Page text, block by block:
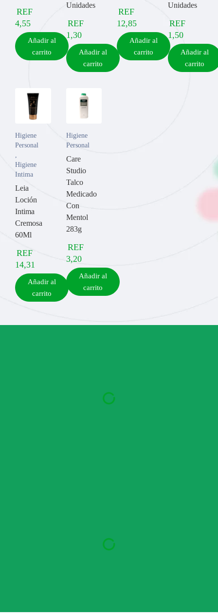
REF
4,55
Añadir al
carrito
Unidades
REF
1,30
Añadir al
carrito
REF
12,85
Añadir al
carrito
Unidades
REF
1,50
Añadir al
carrito
Higiene
Personal
,
Higiene
Intima
Leia
Loción
Intima
Cremosa
60Ml
REF
14,31
Añadir al
carrito
Higiene
Personal
Care
Studio
Talco
Medicado
Con
Mentol
283g
REF
3,20
Añadir al
carrito